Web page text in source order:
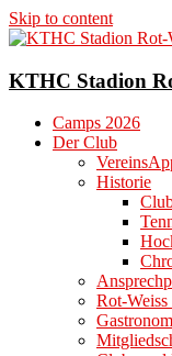
Skip to content
KTHC Stadion
Camps 2026
Der Club
Historie
Rot-Weiss